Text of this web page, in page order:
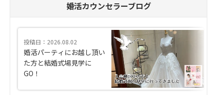
婚活カウンセラーブログ
投稿日：2026.08.02
婚活パーティにお越し頂い
た方と結婚式場見学に
GO！